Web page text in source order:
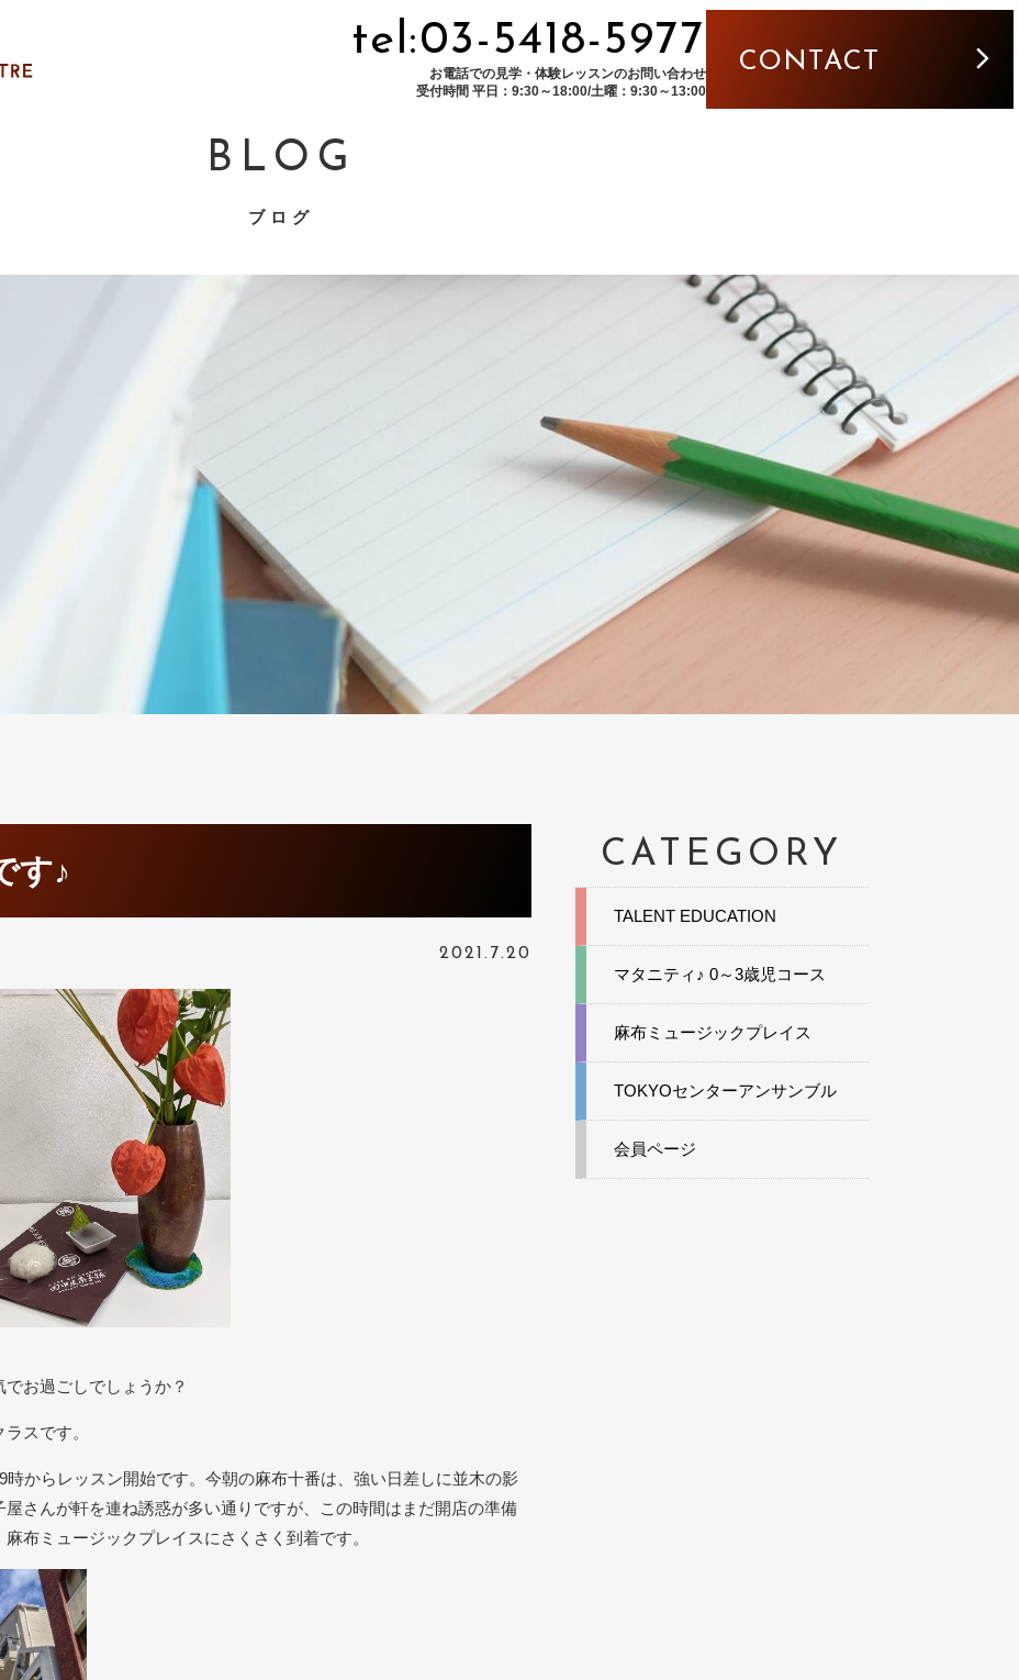
tel:03-5418-5977
お電話での見学・体験レッスンのお問い合わせ
受付時間 平日：9:30～18:00/土曜：9:30～13:00
CONTACT
BLOG
ブログ
す♪
2021.7.20
お過ごしでしょうか？
スです。
9時からレッスン開始です。今朝の麻布十番は、強い日差しに並木の影
さんが軒を連ね誘惑が多い通りですが、この時間はまだ開店の準備
布ミュージックプレイスにさくさく到着です。
CATEGORY
TALENT EDUCATION
マタニティ♪ 0～3歳児コース
麻布ミュージックプレイス
TOKYOセンターアンサンブル
会員ページ